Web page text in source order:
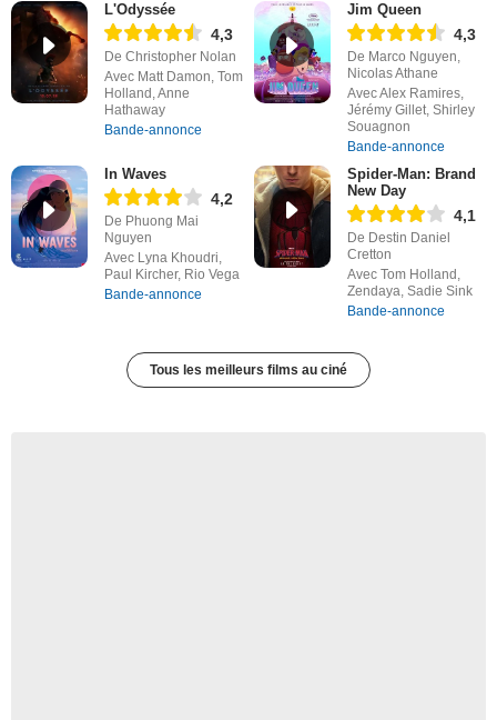
L'Odyssée
4,3
De Christopher Nolan
Avec Matt Damon, Tom
Holland, Anne
Hathaway
Bande-annonce
Jim Queen
4,3
De Marco Nguyen,
Nicolas Athane
Avec Alex Ramires,
Jérémy Gillet, Shirley
Souagnon
Bande-annonce
In Waves
4,2
De Phuong Mai
Nguyen
Avec Lyna Khoudri,
Paul Kircher, Rio Vega
Bande-annonce
Spider-Man: Brand
New Day
4,1
De Destin Daniel
Cretton
Avec Tom Holland,
Zendaya, Sadie Sink
Bande-annonce
Tous les meilleurs films au ciné